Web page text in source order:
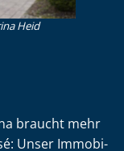
Heid
braucht mehr
Unser Im­mo­bi­